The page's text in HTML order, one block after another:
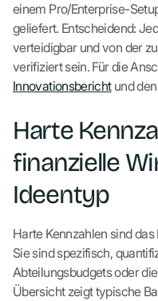
einem Pro/Enterprise-
geliefert. Entscheidend:
verteidigbar und von der
verifiziert sein. Für die
Innovationsberichtund den
Harte
finanzielle
Ideentyp
Harte Kennzahlen sind
Sie sind spezifisch,
Abteilungsbudgets oder
Übersicht zeigt typische